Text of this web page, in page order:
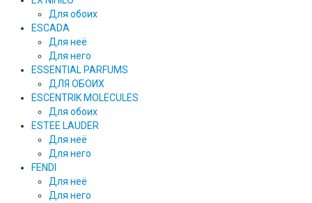
Для обоих
ESCADA
Для неё
Для него
ESSENTIAL PARFUMS
ДЛЯ ОБОИХ
ESCENTRIK MOLECULES
Для обоих
ESTEE LAUDER
Для неё
Для него
FENDI
Для неё
Для него